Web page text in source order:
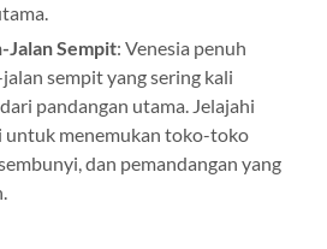
Jalan Sempit: Venesia penuh
sempit yang sering kali
pandangan utama. Jelajahi
untuk menemukan toko-toko
dan pemandangan yang